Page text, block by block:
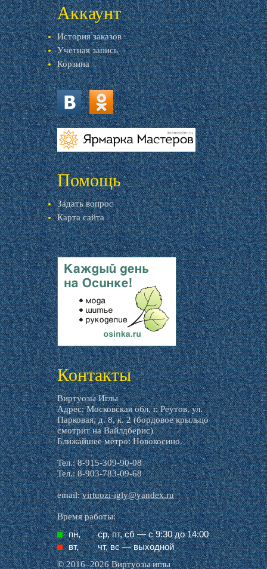
Аккаунт
История заказов
Учетная запись
Корзина
vk.com ok.ru
livemaster.ru
Помощь
Задать вопрос
Карта сайта
livemaster.ru
Контакты
Виртуозы Иглы
Адрес: Московская обл, г. Реутов, ул.
Парковая, д. 8, к. 2 (бордовое крыльцо
смотрит на Вайлдберис)
Ближайшее метро: Новокосино.
Тел.: 8-915-309-90-08
Тел.: 8-903-783-09-68
email:virtuozi-igly@yandex.ru
Время работы:
пн,
ср, пт, cб — с 9:30 до 14:00
вт,
чт, вс — выходной
© 2016–2026 Виртуозы иглы